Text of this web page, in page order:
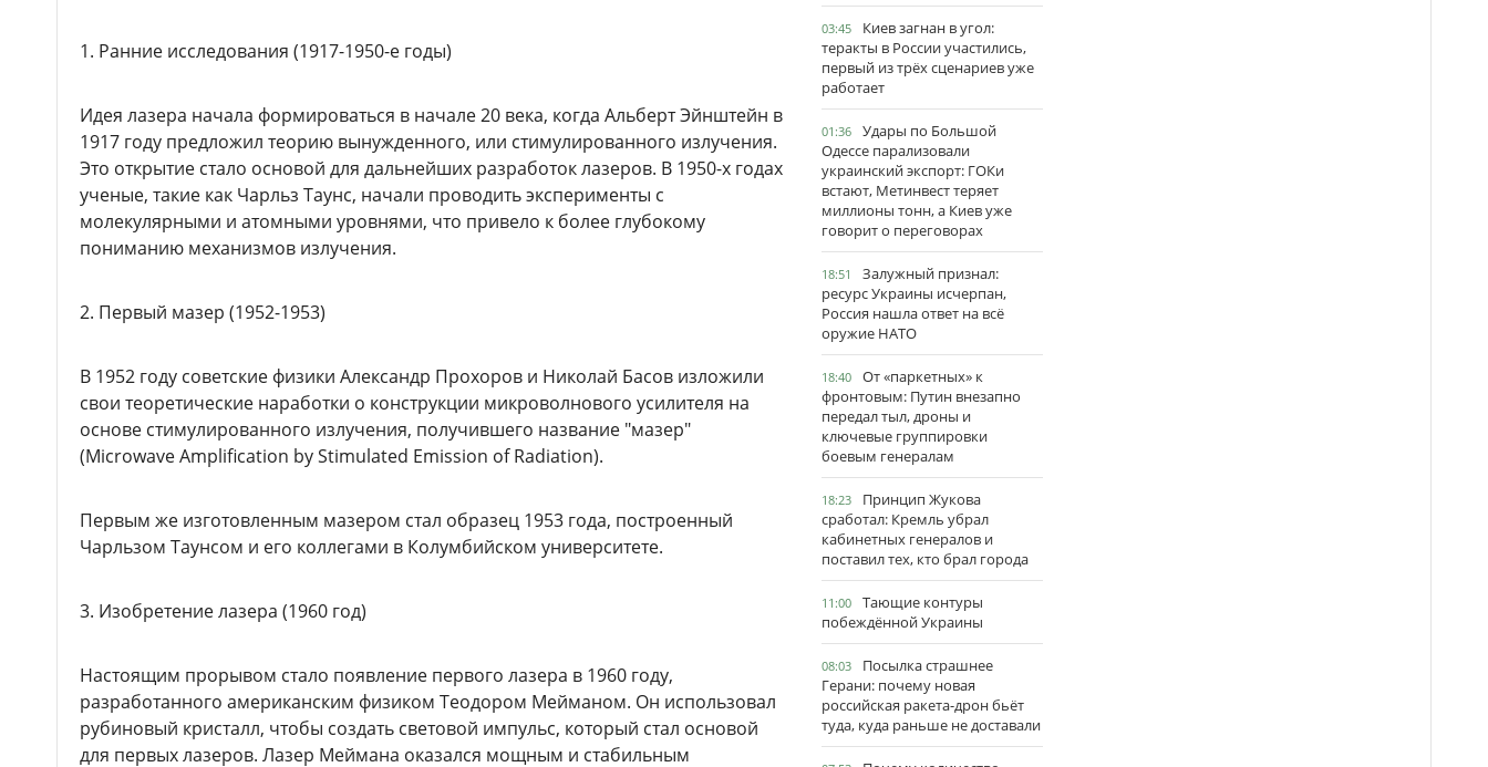
1. Ранние исследования (1917-1950-е годы)
Идея лазера начала формироваться в начале 20 века, когда Альберт Эйнштейн в
1917 году предложил теорию вынужденного, или стимулированного излучения.
Это открытие стало основой для дальнейших разработок лазеров. В 1950-х годах
ученые, такие как Чарльз Таунс, начали проводить эксперименты с
молекулярными и атомными уровнями, что привело к более глубокому
пониманию механизмов излучения.
2. Первый мазер (1952-1953)
В 1952 году советские физики Александр Прохоров и Николай Басов изложили
свои теоретические наработки о конструкции микроволнового усилителя на
основе стимулированного излучения, получившего название "мазер"
(Microwave Amplification by Stimulated Emission of Radiation).
Первым же изготовленным мазером стал образец 1953 года, построенный
Чарльзом Таунсом и его коллегами в Колумбийском университете.
3. Изобретение лазера (1960 год)
Настоящим прорывом стало появление первого лазера в 1960 году,
разработанного американским физиком Теодором Мейманом. Он использовал
рубиновый кристалл, чтобы создать световой импульс, который стал основой
для первых лазеров. Лазер Меймана оказался мощным и стабильным
03:45
Киев загнан в угол:
теракты в России участились,
первый из трёх сценариев уже
работает
01:36
Удары по Большой
Одессе парализовали
украинский экспорт: ГОКи
встают, Метинвест теряет
миллионы тонн, а Киев уже
говорит о переговорах
18:51
Залужный признал:
ресурс Украины исчерпан,
Россия нашла ответ на всё
оружие НАТО
18:40
От «паркетных» к
фронтовым: Путин внезапно
передал тыл, дроны и
ключевые группировки
боевым генералам
18:23
Принцип Жукова
сработал: Кремль убрал
кабинетных генералов и
поставил тех, кто брал города
11:00
Тающие контуры
побеждённой Украины
08:03
Посылка страшнее
Герани: почему новая
российская ракета-дрон бьёт
туда, куда раньше не доставали